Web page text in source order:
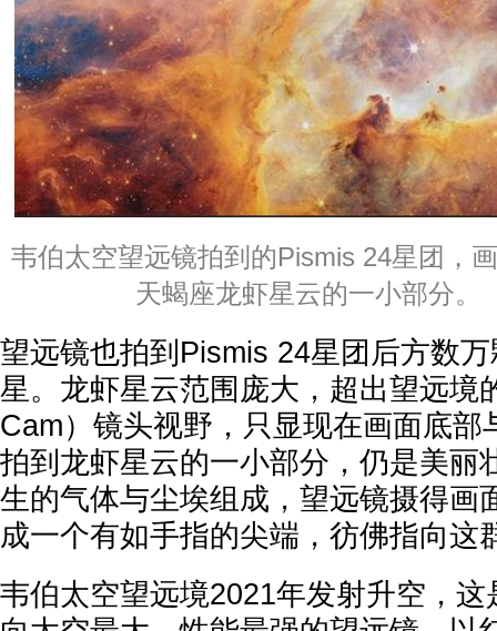
韦伯太空望远镜拍到的Pismis 24星团，
天蝎座龙虾星云的一小部分。
望远镜也拍到Pismis 24星团后方数
星。龙虾星云范围庞大，超出望远境
Cam）镜头视野，只显现在画面底部
拍到龙虾星云的一小部分，仍是美丽
生的气体与尘埃组成，望远镜摄得画
成一个有如手指的尖端，彷佛指向这
韦伯太空望远境2021年发射升空，